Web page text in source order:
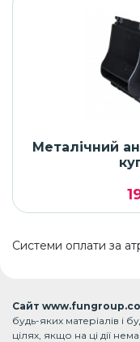
Металічний
Системи оплати за
Сайт
будь-яких матеріалів і
цілях, якщо на ці дії